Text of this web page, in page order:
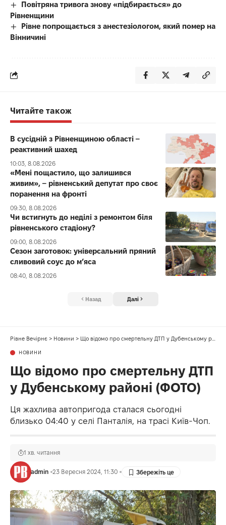
Повітряна тривога знову «підбирається» до
Рівненщини
Рівне попрощається з анестезіологом, який помер на
Вінничині
Читайте також
В сусідній з Рівненщиною області –
реактивний шахед
10:03, 8.08.2026
«Мені пощастило, що залишився
живим», – рівненський депутат про своє
поранення на фронті
09:30, 8.08.2026
Чи встигнуть до неділі з ремонтом біля
рівненського стадіону?
09:00, 8.08.2026
Сезон заготовок: універсальний пряний
сливовий соус до мʼяса
08:40, 8.08.2026
Назад Далі
Рівне Вечірнє > Новини > Що відомо про смертельну ДТП у Дубенському районі (ФОТО)
НОВИНИ
Що відомо про смертельну ДТП
у Дубенському районі (ФОТО)
Ця жахлива автопригода сталася сьогодні
близько 04:40 у селі Панталія, на трасі Київ-Чоп.
admin 23 Вересня 2024, 11:30
1 хв. читання